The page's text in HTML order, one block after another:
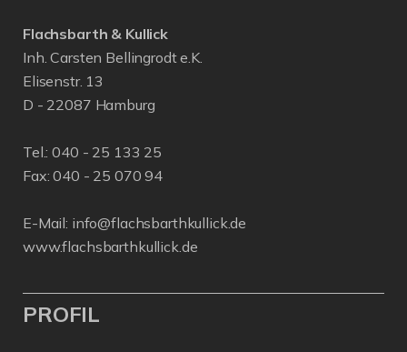
Flachsbarth & Kullick
Inh. Carsten Bellingrodt e.K.
Elisenstr. 13
D - 22087 Hamburg
Tel.:040 - 25 133 25
Fax: 040 - 25 070 94
E-Mail: info@flachsbarthkullick.de
www.flachsbarthkullick.de
PROFIL